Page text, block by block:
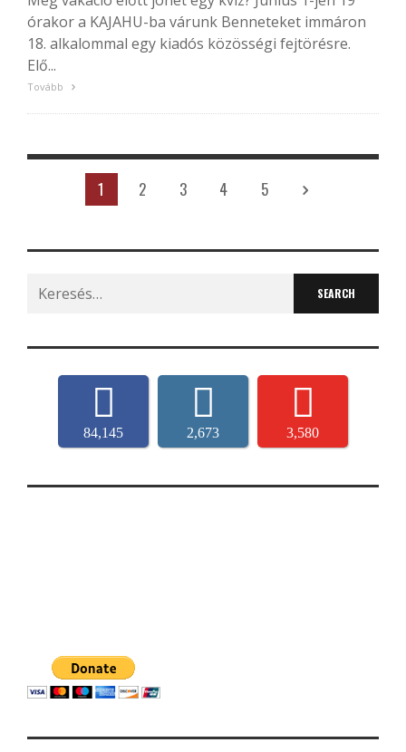
órakor a KAJAHU-ba várunk Benneteket immáron
18. alkalommal egy kiadós közösségi fejtörésre.
Elő...
Tovább
1 2 3 4 5
Search
for:
84,145 2,673 3,580